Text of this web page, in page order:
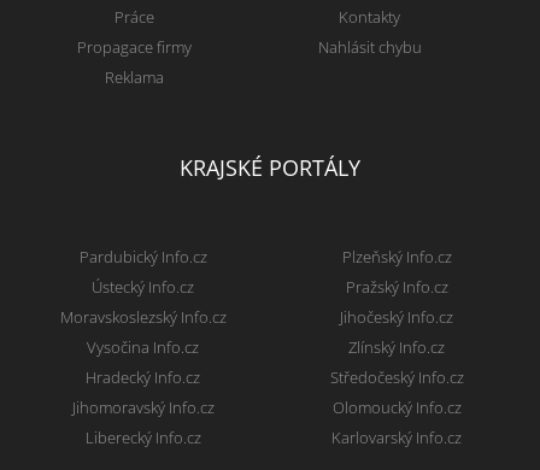
Práce
Propagace firmy
Reklama
Kontakty
Nahlásit chybu
KRAJSKÉ PORTÁLY
Pardubický Info.cz
Ústecký Info.cz
Moravskoslezský Info.cz
Vysočina Info.cz
Hradecký Info.cz
Jihomoravský Info.cz
Liberecký Info.cz
Plzeňský Info.cz
Pražský Info.cz
Jihočeský Info.cz
Zlínský Info.cz
Středočeský Info.cz
Olomoucký Info.cz
Karlovarský Info.cz